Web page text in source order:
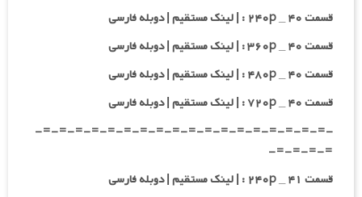
قسمت ۴۰ _ ۲۴۰p : | لینک مستقیم | دوبله فارسی
قسمت ۴۰ _ ۳۶۰p : | لینک مستقیم | دوبله فارسی
قسمت ۴۰ _ ۴۸۰p : | لینک مستقیم | دوبله فارسی
قسمت ۴۰ _ ۷۲۰p : | لینک مستقیم | دوبله فارسی
-=-=-=-=-=-=-=-=-=-=-=-=-=-=-=-=-=-=-
=-=-=-=-
قسمت ۴۱ _ ۲۴۰p : | لینک مستقیم | دوبله فارسی